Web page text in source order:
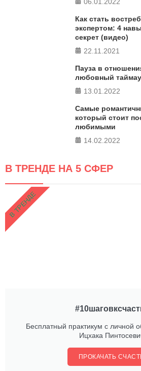
Как стать
экспертом: 4
секрет (видео)
22.11.2021
Пауза в
любовный
13.01.2022
Самые
который стоит
любимыми
14.02.2022
В ТРЕНДЕ НА 5 СФЕР
Бесплатный практикум с личной
Ицхака
ПРОКАЧАТЬ
В ТРЕНДЕ